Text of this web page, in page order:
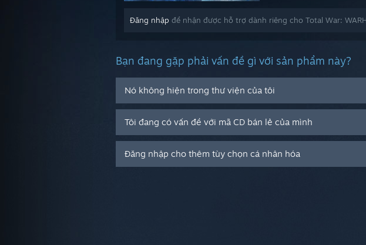
Đăng nhập để nhận được hỗ trợ dành riêng cho Total War:
Bạn đang gặp phải vấn đề gì với sản phẩm này?
Nó không hiện trong thư viện của tôi
Tôi đang có vấn đề với mã CD bán lẻ của mình
Đăng nhập cho thêm tùy chọn cá nhân hóa